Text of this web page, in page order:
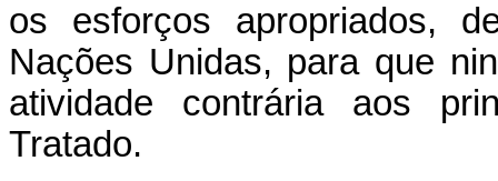
os esforços apropriados,
Nações Unidas, para que
atividade contrária aos
Tratado.